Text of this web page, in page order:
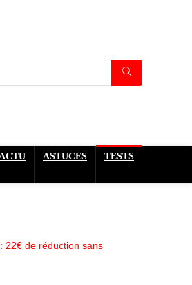
ACTU ASTUCES TESTS
22€ de réduction sans